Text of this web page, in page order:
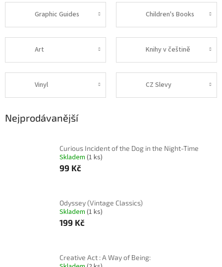
Graphic Guides Children's Books
Art Knihy v češtině
Vinyl CZ Slevy
Nejprodávanější
Curious Incident of the Dog in the Night-Time
Skladem (1 ks)
99 Kč
Odyssey (Vintage Classics)
Skladem (1 ks)
199 Kč
Creative Act : A Way of Being: